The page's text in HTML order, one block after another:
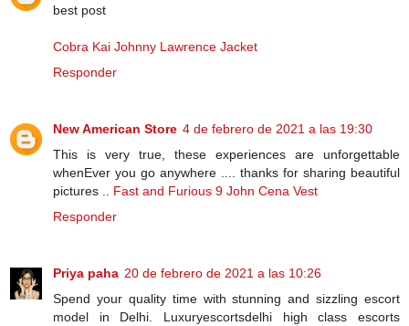
best post
Cobra Kai Johnny Lawrence Jacket
Responder
New American Store 4 de febrero de 2021 a las 19:30
This is very true, these experiences are unforgettable
whenEver you go anywhere .... thanks for sharing beautiful
pictures .. Fast and Furious 9 John Cena Vest
Responder
Priya paha 20 de febrero de 2021 a las 10:26
Spend your quality time with stunning and sizzling escort
model in Delhi. Luxuryescortsdelhi high class escorts